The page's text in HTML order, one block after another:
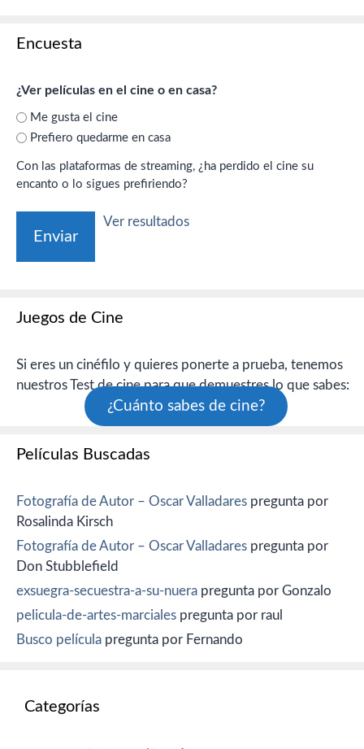
Encuesta
¿Ver películas en el cine o en casa?
Me gusta el cine
Prefiero quedarme en casa
Con las plataformas de streaming, ¿ha perdido el cine su
encanto o lo sigues prefiriendo?
Ver resultados
Juegos de Cine
Si eres un cinéfilo y quieres ponerte a prueba, tenemos
nuestros Test de cine para que demuestres lo que sabes:
¿Cuánto sabes de cine?
Películas Buscadas
Fotografía de Autor – Oscar Valladares pregunta por
Rosalinda Kirsch
Fotografía de Autor – Oscar Valladares pregunta por
Don Stubblefield
exsuegra-secuestra-a-su-nuera pregunta por Gonzalo
pelicula-de-artes-marciales pregunta por raul
Busco película pregunta por Fernando
Categorías